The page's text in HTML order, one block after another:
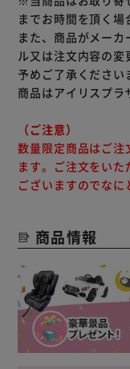
までお時間を頂く場
また、商品がメー
ル又は注文内容の変
予めご了承ください
商品はアイリスプラ
（ご注意）
数量限定商品はご注
ます。ご注文をい
ございますのでなに
商品情報